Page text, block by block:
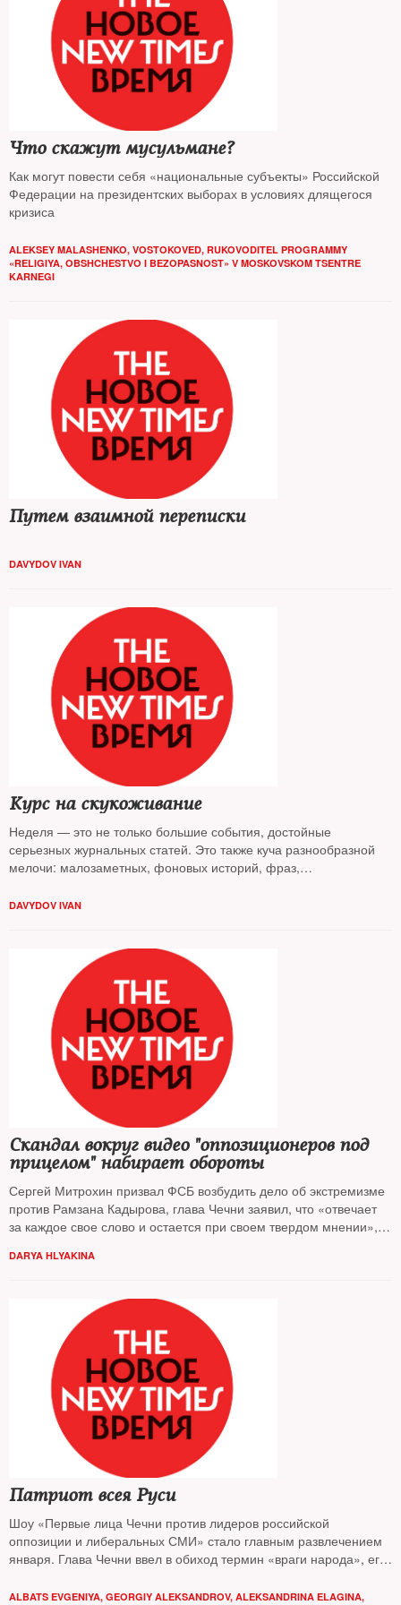
Что скажут мусульмане?
Как могут повести себя «национальные субъекты» Российской
Федерации на президентских выборах в условиях длящегося
кризиса
ALEKSEY MALASHENKO, VOSTOKOVED, RUKOVODITEL PROGRAMMY
«RELIGIYA, OBSHCHESTVO I BEZOPASNOST» V MOSKOVSKOM TSENTRE
KARNEGI
Путем взаимной переписки
DAVYDOV IVAN
Курс на скукоживание
Неделя — это не только большие события, достойные
серьезных журнальных статей. Это также куча разнообразной
мелочи: малозаметных, фоновых историй, фраз,
второстепенными, но ярких. Или даже высказываний людей из
портрет эпохи тоже — не полон без мелких черт. Чтобы эти
черты сохранить, The New Times запускает новую рубрику —
«Мелочь»
DAVYDOV IVAN
Скандал вокруг видео "оппозиционеров под
прицелом" набирает обороты
Сергей Митрохин призвал ФСБ возбудить дело об экстремизме
против Рамзана Кадырова, глава Чечни заявил, что «отвечает
за каждое свое слово и остается при своем твердом мнении», а
угрозами убийства»
DARYA HLYAKINA
Патриот всея Руси
Шоу «Первые лица Чечни против лидеров российской
оппозиции и либеральных СМИ» стало главным развлечением
января. Глава Чечни ввел в обиход термин «враги народа», его
разрушении российского государства», а в Грозном прошел
ALBATS EVGENIYA, GEORGIY ALEKSANDROV, ALEKSANDRINA ELAGINA,